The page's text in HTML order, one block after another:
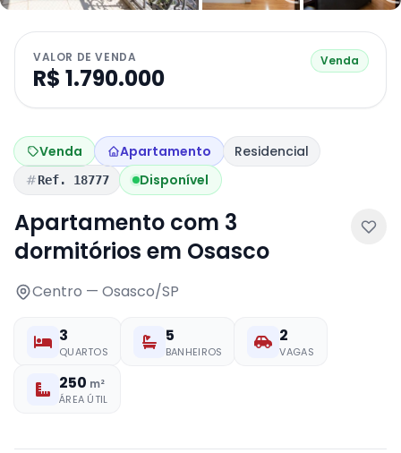
VALOR DE VENDA
R$ 1.790.000
Venda
Venda Apartamento Residencial
Ref. 18777 Disponível
Apartamento com 3
dormitórios em Osasco
Centro — Osasco/SP
3
QUARTOS
5
BANHEIROS
2
VAGAS
250 m²
ÁREA ÚTIL